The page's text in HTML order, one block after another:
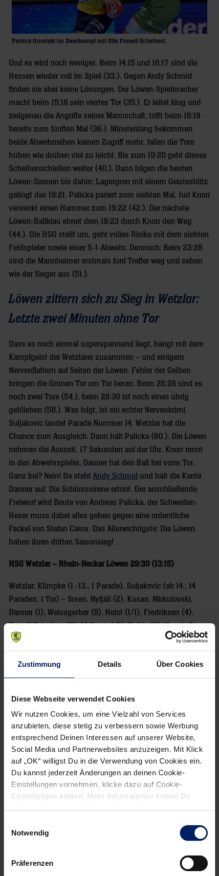
Zustimmung Details Über Cookies
Diese Webseite verwendet Cookies
Wir nutzen Cookies, um eine Vielzahl von Services
anzubieten, diese stetig zu verbessern sowie Werbung
entsprechend Deinen Interessen auf unserer Website,
Social Media und Partnerwebsites anzuzeigen. Mit Klick
auf „OK“ willigst Du in die Verwendung von Cookies ein.
Du kannst jederzeit Änderungen an deinen Cookie-
Einstellungen vornehmen, klicke dazu auf Cookie-
Einstellungen ändern. Mehr Informationen findest Du
Notwendig
Präferenzen
Patrick Groetzki im Zweikampf mit Olle Forsell Schefvert.
Und es wird noch weniger. Beim 14:15 und 16:17 sind die
Hessen wieder voll im Spiel (33.). Gegen Andy Schmid
finden sie aber keine Lösungen. Der Löwen-Spielmacher
macht beim 15:18 sein viertes Tor (35.). Er leitet klug und
zielgenau die Angriffe seiner Mannschaft, trifft beim 16:19
bereits zum fünften Mal (36.). Minutenlang bekommen
beide Abwehrreihen keinen Zugriff mehr, fallen die Tore
hüben wie drüben viel zu leicht. Bis zum 19:20 geht dieses
Scheibenschießen weiter (40.). Dann folgen die besten
Löwen-Szenen bis dahin: Lagergren mit einem Geistesblitz
gelingt das 19:21. Palicka pariert zum siebten Mal, Juri Knorr
versenkt einen Hammer zum 19:22 (42.). Der nächste
Löwen-Ballklau ebnet dem 19:23 durch Knorr den Weg
(44.). Die HSG stellt um, geht volles Risiko mit dem siebten
Feldspieler sowie einer 5-1-Abwehr. Dennoch: Beim 23:28
sind die Mannheimer erstmals fünf Treffer weg und sehen
wie der Sieger aus (51.).
Löwen zittern sich zu Sieg in Wetzlar:
Letzte zwei Minuten ohne Tor
Dass es noch einmal superspannend liegt, hängt mit dem
Kampfgeist der Wetzlarer zusammen – und einigem
Nervenflattern auf Seiten der Löwen. Fehler der Gelben
bringen die Grünen Tor um Tor heran. Beim 26:28 sind es
noch zwei Tore (54.), beim 29:30 ist noch eines übrig
geblieben (58.). Was folgt, ist ein echter Nervenkrimi.
Suljakovic landet Parade Nummer 14. Wetzlar hat die
Chance zum Ausgleich. Dann hält Palicka (60.). Die Löwen
nehmen die Auszeit, 17 Sekunden auf der Uhr. Knorr rennt
in den Abwehrspieler, Danner hat den Ball frei vorm Tor.
Ganz frei? Nein! Da steht Andy Schmid und hält die Kante
Danner auf. Die Schlusssirene ertönt. Der anschließende
Freiwurf wird Beute von Andreas Palicka, der Schweden-
Hexer muss dabei alles geben gegen eine ordentliche
Fackel von Stefan Cavor. Das Allerwichtigste: Die Löwen
haben ihren dritten Saisonsieg!
HSG Wetzlar – Rhein-Neckar Löwen 29:30 (13:15)
Wetzlar: Klimpke (1.-13., 1 Parade), Suljakovic (ab 14., 14
Paraden, 1 Tor) – Srsen, Nyfjäll (2), Kusan, Mirkulovski,
Danner (1), Weissgerber (5), Holst (1/1), Fredriksen (4),
Forsell Schefvert (3), Mellegard (1), Rubin (6), Novak, Cavor
(5)
Löwen: Palicka (10 Paraden), Späth, Katsigiannis – Schmid
Gislason, Nilsson, Kohlbacher (4)
Trainer: Benjamin Matschke – Klaus Gärtner
Schiedsrichter: Simon Reich & Hanspeter Brodbeck